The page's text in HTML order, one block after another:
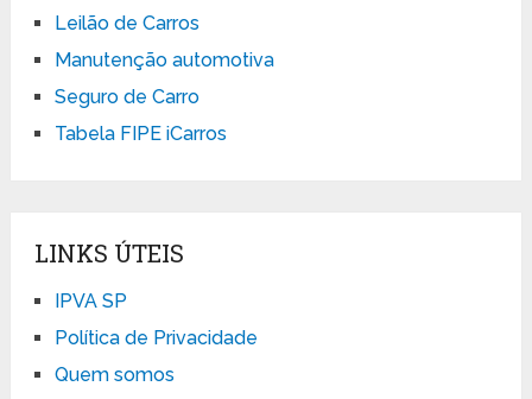
Leilão de Carros
Manutenção automotiva
Seguro de Carro
Tabela FIPE iCarros
LINKS ÚTEIS
IPVA SP
Política de Privacidade
Quem somos